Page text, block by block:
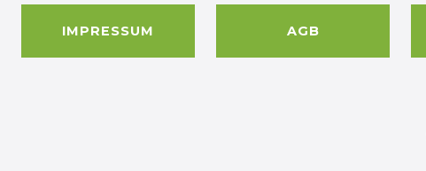
IMPRESSUM AGB